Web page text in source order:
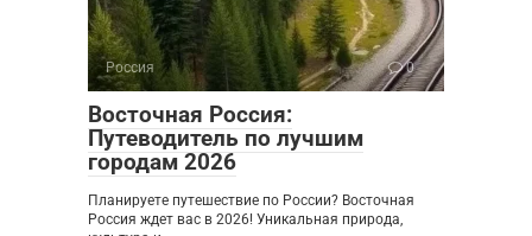
Россия 0
Восточная Россия:
Путеводитель по лучшим
городам 2026
Планируете путешествие по России? Восточная
Россия ждет вас в 2026! Уникальная природа,